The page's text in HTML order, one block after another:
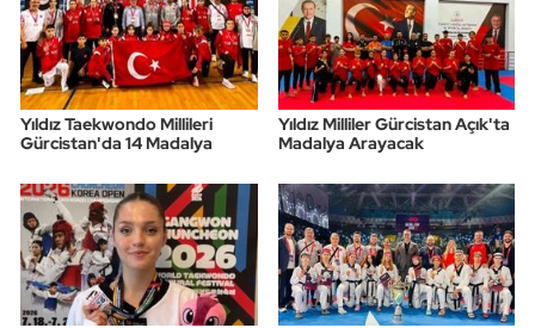
Yıldız Taekwondo Millileri
Gürcistan'da 14 Madalya
Yıldız Milliler Gürcistan Açık'ta
Madalya Arayacak